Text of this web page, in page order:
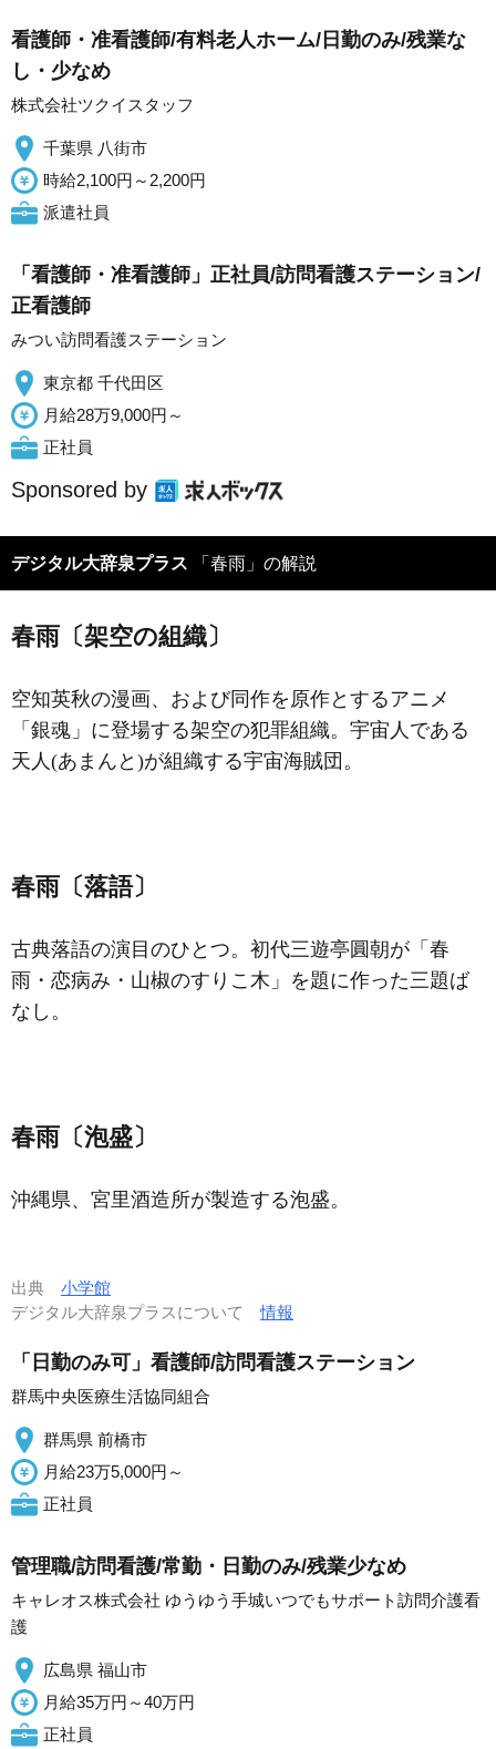
看護師・准看護師/有料老人ホーム/日勤のみ/残業な
し・少なめ
株式会社ツクイスタッフ
千葉県 八街市
時給2,100円～2,200円
派遣社員
「看護師・准看護師」正社員/訪問看護ステーション/
正看護師
みつい訪問看護ステーション
東京都 千代田区
月給28万9,000円～
正社員
Sponsored by
デジタル大辞泉プラス 「春雨」の解説
春雨〔架空の組織〕
空知英秋の漫画、および同作を原作とするアニメ
「銀魂」に登場する架空の犯罪組織。宇宙人である
天人(あまんと)が組織する宇宙海賊団。
春雨〔落語〕
古典落語の演目のひとつ。初代三遊亭圓朝が「春
雨・恋病み・山椒のすりこ木」を題に作った三題ば
なし。
春雨〔泡盛〕
沖縄県、宮里酒造所が製造する泡盛。
出典 小学館
デジタル大辞泉プラスについて情報
「日勤のみ可」看護師/訪問看護ステーション
群馬中央医療生活協同組合
群馬県 前橋市
月給23万5,000円～
正社員
管理職/訪問看護/常勤・日勤のみ/残業少なめ
キャレオス株式会社 ゆうゆう手城いつでもサポート訪問介護看
護
広島県 福山市
月給35万円～40万円
正社員